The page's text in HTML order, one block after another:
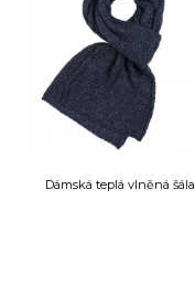
Dámská teplá vlněná šála...